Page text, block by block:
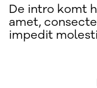
De intro komt
amet,
impedit